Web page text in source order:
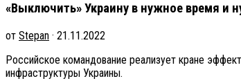
«Выключить» Украину в нужное время и
от Stepan · 21.11.2022
Российское командование реализует кране
инфраструктуры Украины.